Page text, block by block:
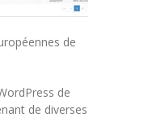
de
de
de diverses